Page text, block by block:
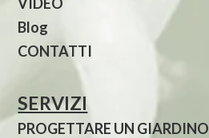
Blog
CONTATTI
SERVIZI
PROGETTARE UN GIARDINO